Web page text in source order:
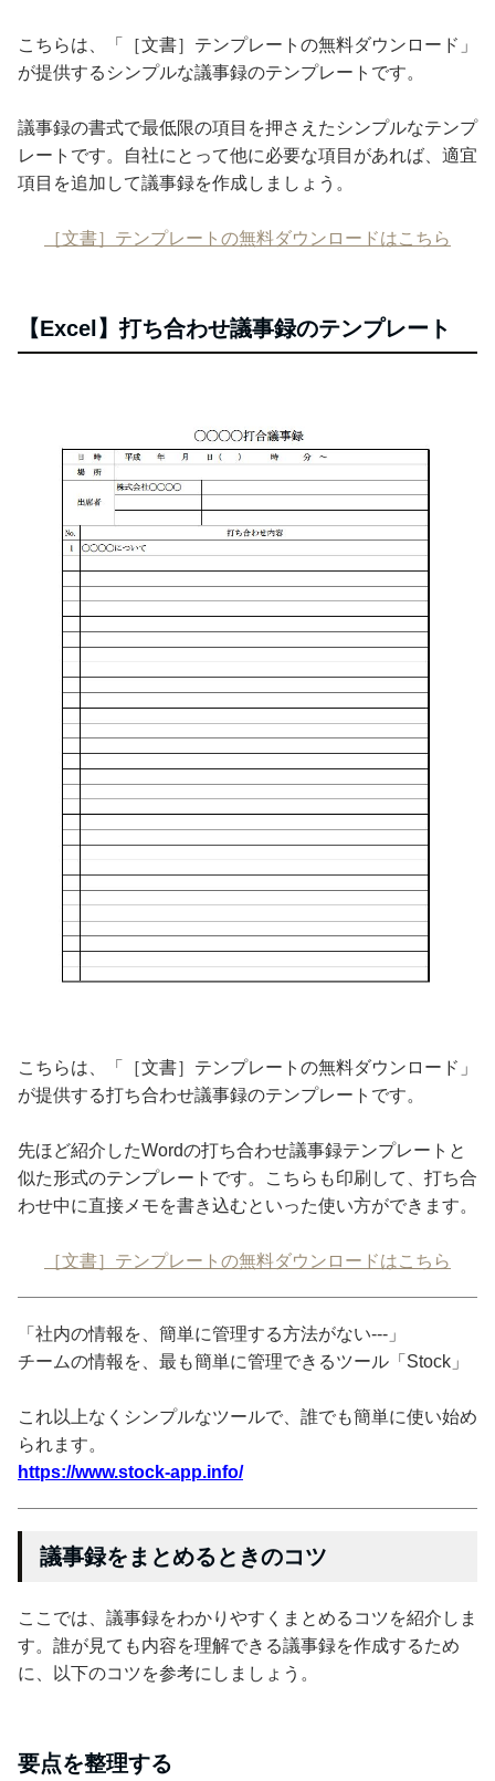
こちらは、「［文書］テンプレートの無料ダウンロード」
が提供するシンプルな議事録のテンプレートです。
議事録の書式で最低限の項目を押さえたシンプルなテンプ
レートです。自社にとって他に必要な項目があれば、適宜
項目を追加して議事録を作成しましょう。
［文書］テンプレートの無料ダウンロードはこちら
【Excel】打ち合わせ議事録のテンプレート
こちらは、「［文書］テンプレートの無料ダウンロード」
が提供する打ち合わせ議事録のテンプレートです。
先ほど紹介したWordの打ち合わせ議事録テンプレートと
似た形式のテンプレートです。こちらも印刷して、打ち合
わせ中に直接メモを書き込むといった使い方ができます。
［文書］テンプレートの無料ダウンロードはこちら
「社内の情報を、簡単に管理する方法がない---」
チームの情報を、最も簡単に管理できるツール「Stock」
これ以上なくシンプルなツールで、誰でも簡単に使い始め
られます。
https://www.stock-app.info/
議事録をまとめるときのコツ
ここでは、議事録をわかりやすくまとめるコツを紹介しま
す。誰が見ても内容を理解できる議事録を作成するため
に、以下のコツを参考にしましょう。
要点を整理する